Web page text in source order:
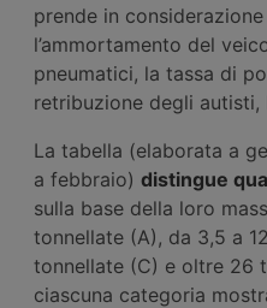
prende in
l’ammortamento del
pneumatici, la tassa di
retribuzione degli autisti,
La tabella (elaborata a
a febbraio) distingue
sulla base della loro
tonnellate (A), da 3,5 a
tonnellate (C) e oltre 26
ciascuna categoria